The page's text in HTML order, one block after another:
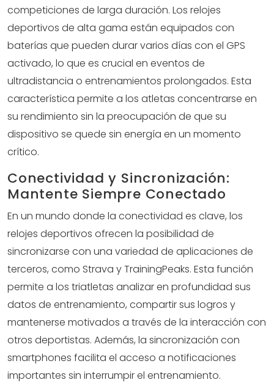
competiciones de larga duración. Los relojes
deportivos de alta gama están equipados con
baterías que pueden durar varios días con el GPS
activado, lo que es crucial en eventos de
ultradistancia o entrenamientos prolongados. Esta
característica permite a los atletas concentrarse en
su rendimiento sin la preocupación de que su
dispositivo se quede sin energía en un momento
crítico.
Conectividad y Sincronización:
Mantente Siempre Conectado
En un mundo donde la conectividad es clave, los
relojes deportivos ofrecen la posibilidad de
sincronizarse con una variedad de aplicaciones de
terceros, como Strava y TrainingPeaks. Esta función
permite a los triatletas analizar en profundidad sus
datos de entrenamiento, compartir sus logros y
mantenerse motivados a través de la interacción con
otros deportistas. Además, la sincronización con
smartphones facilita el acceso a notificaciones
importantes sin interrumpir el entrenamiento.